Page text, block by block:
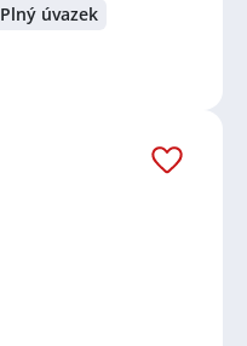
Plný úvazek